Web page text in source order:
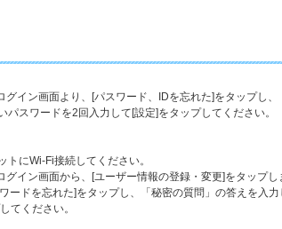
イン画面より、[パスワード、IDを忘れた]をタップし、
スワードを2回入力して[設定]をタップしてください。
にWi-Fi接続してください。
イン画面から、[ユーザー情報の登録・変更]をタップし
ードを忘れた]をタップし、「秘密の質問」の答えを入
てください。